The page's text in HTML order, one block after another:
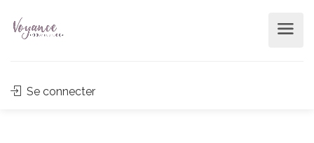
Se connecter